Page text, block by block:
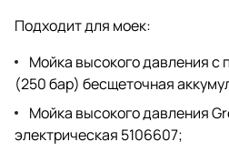
Подходит для моек:
Мойка высокого давления с
(250 бар) бесщеточная
Мойка высокого давления
электрическая 5106607;